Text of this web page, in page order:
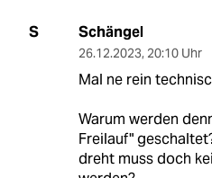
S Schängel
26.12.2023, 20:10 Uhr
Mal ne rein
Warum werden
Freilauf"
dreht muss doch